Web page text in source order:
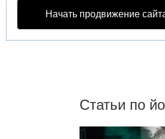
Начать продвижение
Статьи по